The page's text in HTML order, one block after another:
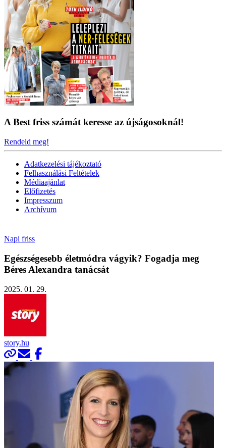
A Best friss számát keresse az újságosoknál!
Rendeld meg!
Adatkezelési tájékoztató
Felhasználási Feltételek
Médiaajánlat
Előfizetés
Impresszum
Archívum
Napi friss
Egészségesebb életmódra vágyik? Fogadja meg
Béres Alexandra tanácsát
2025. 01. 29.
story.hu